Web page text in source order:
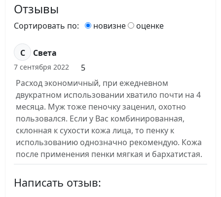
Отзывы
Сортировать по: новизне оценке
С Света
7 сентября 2022
5
Расход экономичный, при ежедневном
двукратном использовании хватило почти на 4
месяца. Муж тоже пеночку заценил, охотно
пользовался. Если у Вас комбинированная,
склонная к сухости кожа лица, то пенку к
использованию однозначно рекомендую. Кожа
после применения пенки мягкая и бархатистая.
Написать отзыв: